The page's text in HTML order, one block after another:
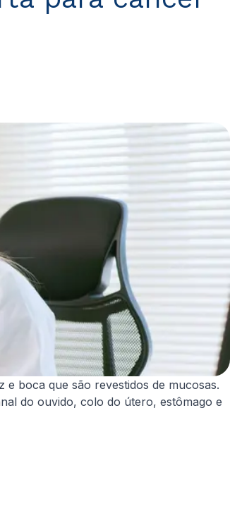
boca que são revestidos de mucosas.
do ouvido, colo do útero, estômago e